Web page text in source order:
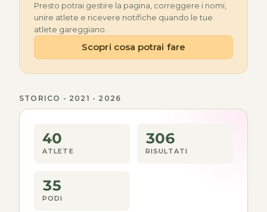
Presto potrai gestire la pagina, correggere i nomi,
unire atlete e ricevere notifiche quando le tue
atlete gareggiano.
Scopri cosa potrai fare
STORICO - 2021 - 2026
40
ATLETE
306
RISULTATI
35
PODI